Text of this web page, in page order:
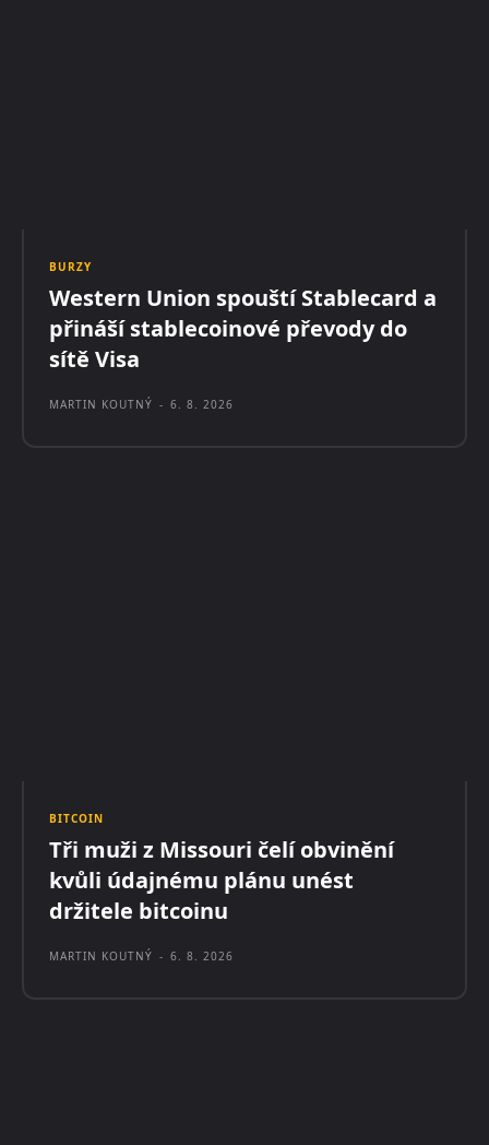
BURZY
Western Union spouští Stablecard a
přináší stablecoinové převody do
sítě Visa
MARTIN KOUTNÝ - 6. 8. 2026
BITCOIN
Tři muži z Missouri čelí obvinění
kvůli údajnému plánu unést
držitele bitcoinu
MARTIN KOUTNÝ - 6. 8. 2026